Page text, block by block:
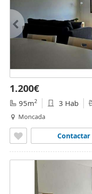
1.200€
95m2 3 Hab
Moncada
Contactar